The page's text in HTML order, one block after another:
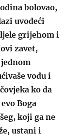
bolovao,
uvodeći
grijehom i
zavet,
vodu i
ko da
Boga
koji ga ne
ustani i